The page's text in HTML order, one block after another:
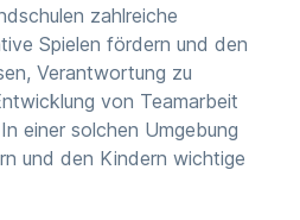
zahlreiche
Spielen fördern und den
Verantwortung zu
von Teamarbeit
einer solchen Umgebung
und den Kindern wichtige